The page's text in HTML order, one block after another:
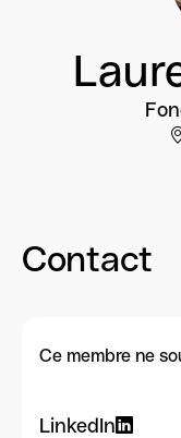
Contact
Ce membre ne
LinkedIn